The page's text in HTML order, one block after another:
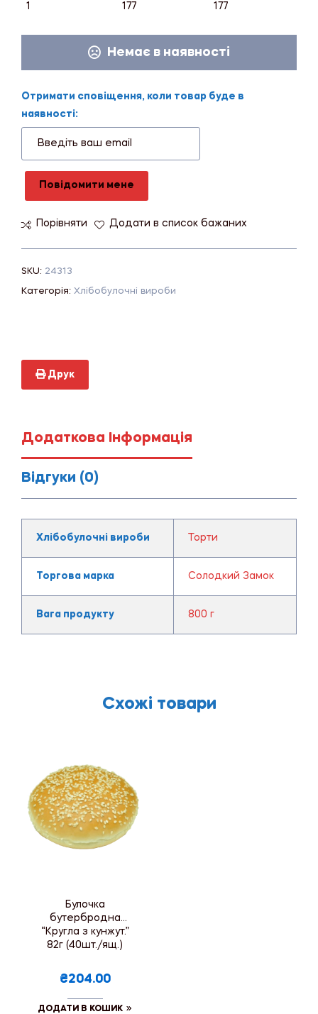
1 177 177
Немає в наявності
Отримати сповіщення, коли товар буде в
наявності:
Повідомити мене
Порівняти Додати в список бажаних
SKU: 24313
Категорія: Хлібобулочні вироби
Друк
Додаткова Інформація
Відгуки (0)
Хлібобулочні вироби Торти
Торгова марка Солодкий Замок
Вага продукту 800 г
Схожі товари
Булочка
бутербродна
“Кругла з кунжут.”
82г (40шт./ящ.)
₴204.00
ДОДАТИ В КОШИК